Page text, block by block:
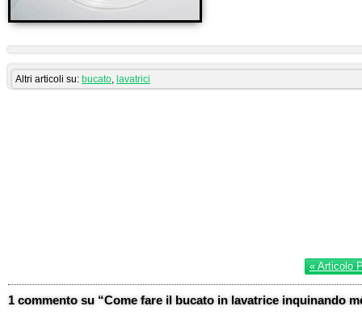
Altri articoli su: bucato, lavatrici
« Articolo
1 commento su “Come fare il bucato in lavatrice inquinando